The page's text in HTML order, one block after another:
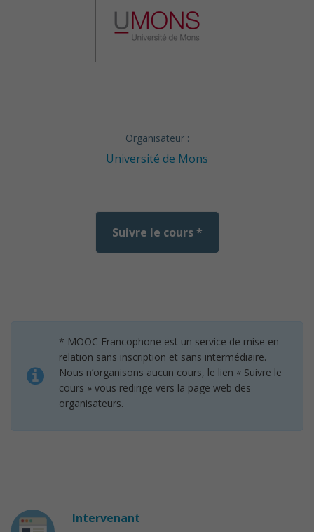
Organisateur :
Université de Mons
Suivre le cours *
* MOOC Francophone est un service de mise en
relation sans inscription et sans intermédiaire.
Nous n’organisons aucun cours, le lien « Suivre le
cours » vous redirige vers la page web des
organisateurs.
Intervenant